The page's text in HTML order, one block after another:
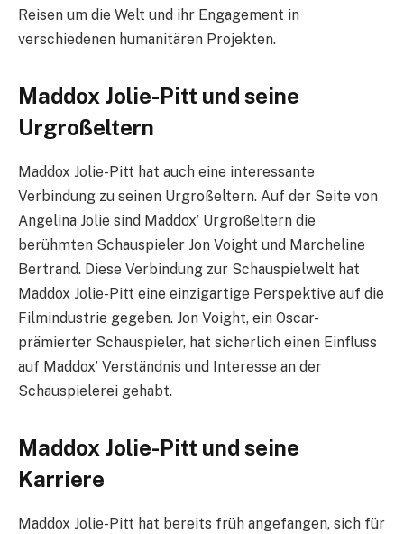
Reisen um die Welt und ihr Engagement in
verschiedenen humanitären Projekten.
Maddox Jolie-Pitt und seine
Urgroßeltern
Maddox Jolie-Pitt hat auch eine interessante
Verbindung zu seinen Urgroßeltern. Auf der Seite von
Angelina Jolie sind Maddox’ Urgroßeltern die
berühmten Schauspieler Jon Voight und Marcheline
Bertrand. Diese Verbindung zur Schauspielwelt hat
Maddox Jolie-Pitt eine einzigartige Perspektive auf die
Filmindustrie gegeben. Jon Voight, ein Oscar-
prämierter Schauspieler, hat sicherlich einen Einfluss
auf Maddox’ Verständnis und Interesse an der
Schauspielerei gehabt.
Maddox Jolie-Pitt und seine
Karriere
Maddox Jolie-Pitt hat bereits früh angefangen, sich für